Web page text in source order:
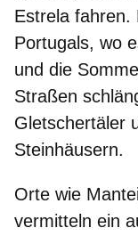
Estrela fahren.
Portugals, wo
und die
Straßen
Gletschertäler
Steinhäusern.
Orte wie
vermitteln ein